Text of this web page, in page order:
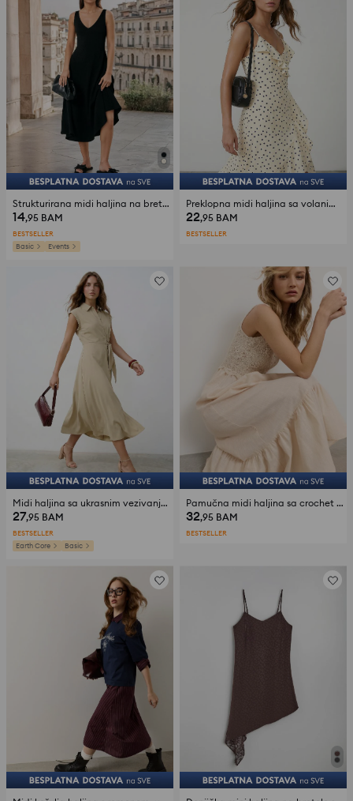
Strukturirana midi haljina na bretele
14,95 BAM
BESTSELLER
Basic
Events
Preklopna midi haljina sa volanima od viskoze
22,95 BAM
BESTSELLER
Midi haljina sa ukrasnim vezivanjem sa viskozom
27,95 BAM
BESTSELLER
Earth Core
Basic
Pamučna midi haljina sa crochet topom
32,95 BAM
BESTSELLER